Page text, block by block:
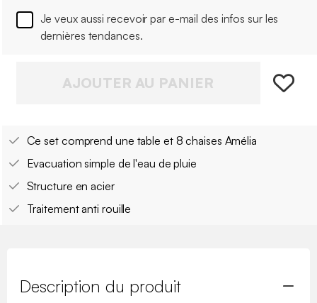
Je veux aussi recevoir par e-mail des infos sur les
dernières tendances.
AJOUTER AU PANIER
Ce set comprend une table et 8 chaises Amélia
Evacuation simple de l'eau de pluie
Structure en acier
Traitement anti rouille
Description du produit